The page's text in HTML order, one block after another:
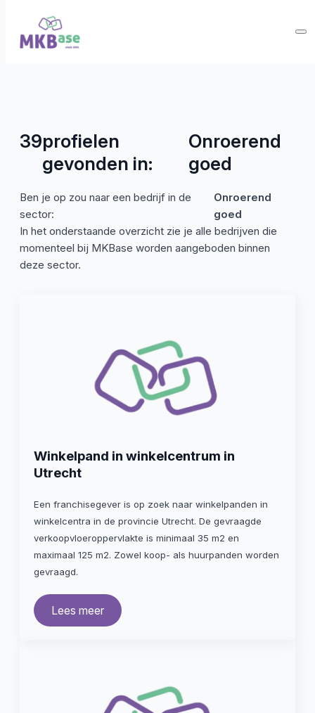
39profielen
gevonden in:
Onroerend
goed
Ben je op zou naar een bedrijf in de
sector:
Onroerend
goed
In het onderstaande overzicht zie je alle bedrijven die
momenteel bij MKBase worden aangeboden binnen
deze sector.
Winkelpand in winkelcentrum in
Utrecht
Een franchisegever is op zoek naar winkelpanden in
winkelcentra in de provincie Utrecht. De gevraagde
verkoopvloeroppervlakte is minimaal 35 m2 en
maximaal 125 m2. Zowel koop- als huurpanden worden
gevraagd.
Lees meer